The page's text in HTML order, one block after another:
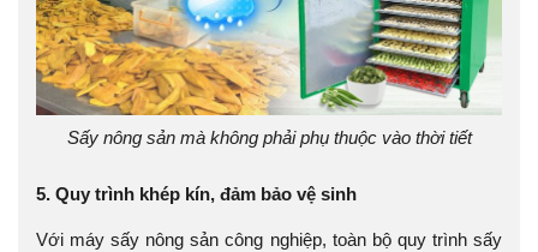
Sấy nông sản mà không phải phụ thuộc vào thời tiết
5. Quy trình khép kín, đảm bảo vệ sinh
Với máy sấy nông sản công nghiệp, toàn bộ quy trình sấy